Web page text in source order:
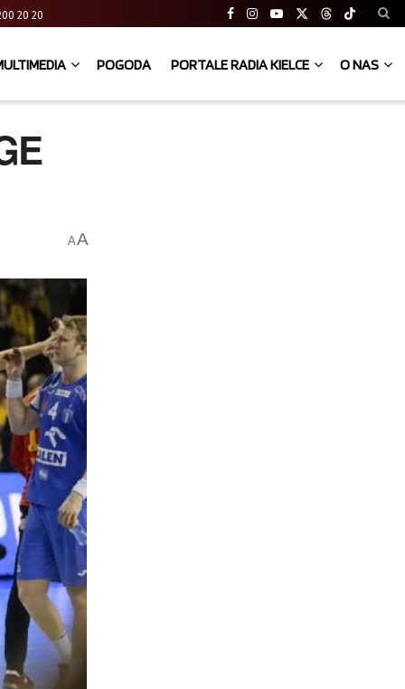
200 20 20
POGODA PORTALE RADIA KIELCE O NAS
AA